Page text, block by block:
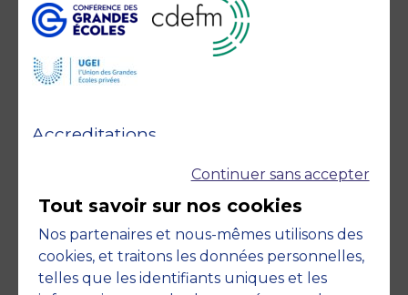
Accreditations
Engagements
Continuer sans accepter
Tout savoir sur nos cookies
Nos partenaires et nous-mêmes utilisons des
cookies, et traitons les données personnelles,
telles que les identifiants uniques et les